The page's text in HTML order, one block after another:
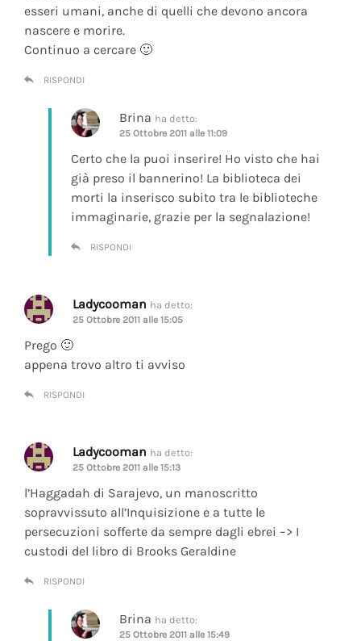
esseri umani, anche di quelli che devono ancora
nascere e morire.
Continuo a cercare 🙂
RISPONDI
Brina ha detto:
25 Ottobre 2011 alle 11:09
Certo che la puoi inserire! Ho visto che hai
già preso il bannerino! La biblioteca dei
morti la inserisco subito tra le biblioteche
immaginarie, grazie per la segnalazione!
RISPONDI
Ladycooman ha detto:
25 Ottobre 2011 alle 15:05
Prego 🙂
appena trovo altro ti avviso
RISPONDI
Ladycooman ha detto:
25 Ottobre 2011 alle 15:13
l’Haggadah di Sarajevo, un manoscritto
sopravvissuto all’Inquisizione e a tutte le
persecuzioni sofferte da sempre dagli ebrei –> I
custodi del libro di Brooks Geraldine
RISPONDI
Brina ha detto:
25 Ottobre 2011 alle 15:49